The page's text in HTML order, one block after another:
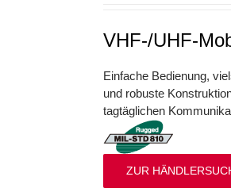
VHF-/UHF-
Einfache Bedienung,
und robuste
tagtäglichen
ZUR